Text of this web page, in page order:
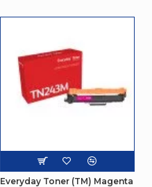
Everyday Toner (TM) Magenta